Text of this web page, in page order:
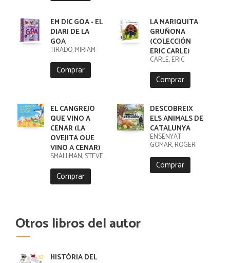
EM DIC GOA - EL
DIARI DE LA
GOA
TIRADO, MIRIAM
Comprar
LA MARIQUITA
GRUÑONA
(COLECCIÓN
ERIC CARLE)
CARLE, ERIC
Comprar
EL CANGREJO
QUE VINO A
CENAR (LA
OVEJITA QUE
VINO A CENAR)
SMALLMAN, STEVE
Comprar
DESCOBREIX
ELS ANIMALS DE
CATALUNYA
ENSENYAT
GOMAR, ROGER
Comprar
Otros libros del autor
HISTÒRIA DEL